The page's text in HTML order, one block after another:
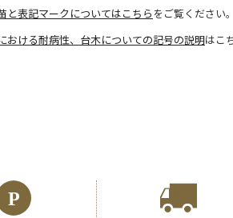
と表記マークについてはこちら をご覧ください。
おける耐病性、台木についての記号の説明はこ